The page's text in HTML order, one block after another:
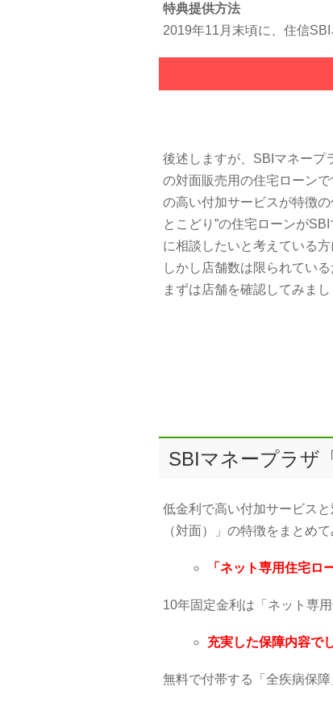
特典提供方法
2019年11月末頃に、住信
後述しますが、SBIマネープ
の対面販売用の住宅ローン
の高い付加サービスが特徴
とこどり”の住宅ローンが
に相談したいと考えている方
しかし店舗数は限られてい
まずは店舗を確認してみまし
SBIマネープラザ
低金利で高い付加サービス
（対面）」の特徴をまとめて
「ネット専用住宅ロ
10年固定金利は「ネット専
充実した保障内容で
無料で付帯する「全疾病保障